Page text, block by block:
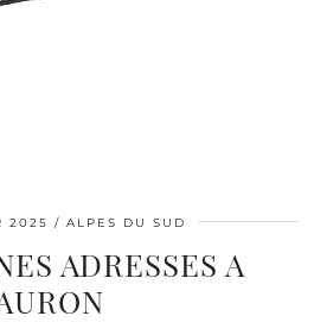
2025 ALPES DU SUD
ADRESSES A